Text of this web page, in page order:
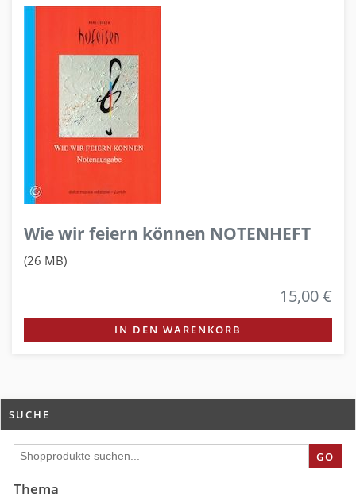
Wie wir feiern können NOTENHEFT
(26 MB)
15,00 €
IN DEN WARENKORB
SUCHE
GO
Thema